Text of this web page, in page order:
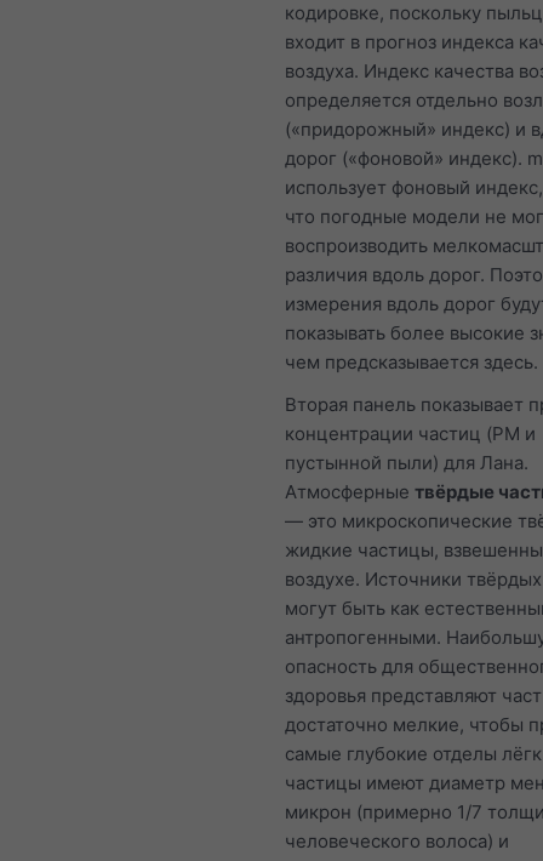
кодировке, поскольку
входит в прогноз индекса
воздуха. Индекс качества
определяется отдельно
(«придорожный» индекс) и
дорог («фоновой» индекс).
использует фоновый
что погодные модели не
воспроизводить
различия вдоль дорог.
измерения вдоль дорог
показывать более высокие
чем предсказывается здесь.
Вторая панель показывает
концентрации частиц (PM и
пустынной пыли) для Лана.
Атмосферные твёрдые
— это микроскопические
жидкие частицы,
воздухе. Источники
могут быть как
антропогенными.
опасность для
здоровья представляют
достаточно мелкие, чтобы
самые глубокие отделы
частицы имеют диаметр
микрон (примерно 1/7
человеческого волоса) и